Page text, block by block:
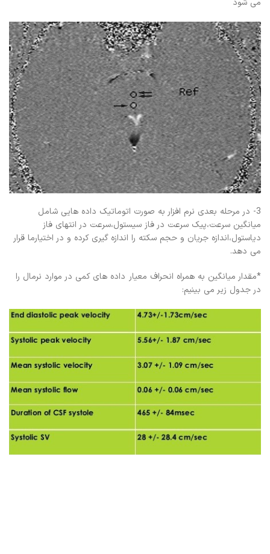
می شود
3- در مرحله بعدی نرم افزار به صورت اتوماتیک داده هایی شامل
میانگین سرعت،پیک سرعت در فاز سیستول،سرعت در انتهای فاز
دیاستول،اندازه جریان و حجم سکته را اندازه گیری کرده و در اختیارما قرار
می دهد.
*مقدار میانگین به همراه انحراف معیار داده های کمی در موارد نرمال را
در جدول زیر می بینیم: